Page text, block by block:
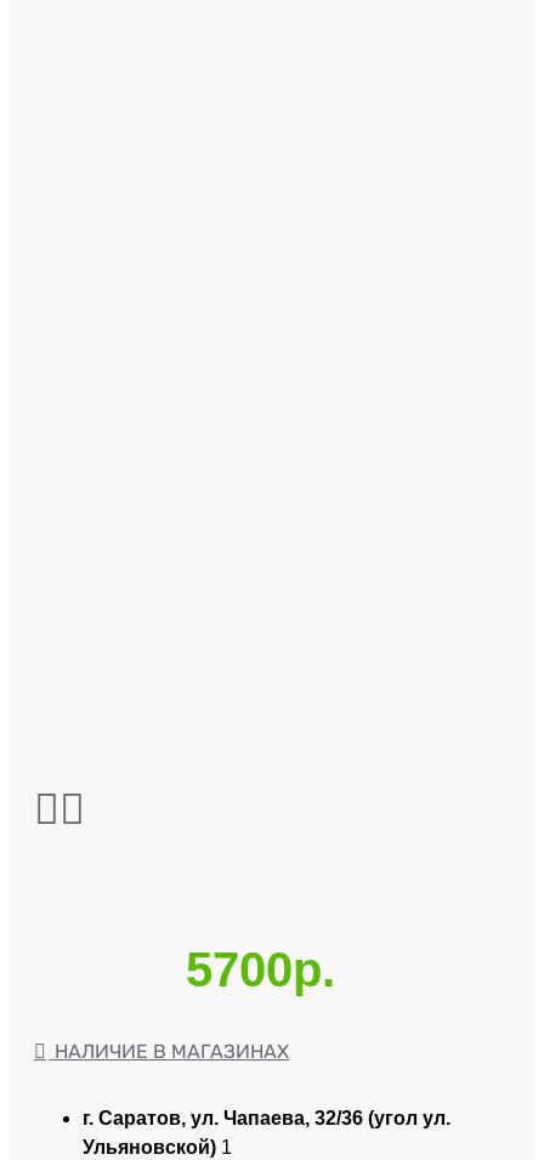
5700р.
НАЛИЧИЕ В МАГАЗИНАХ
г. Саратов, ул. Чапаева, 32/36 (угол ул.
Ульяновской) 1